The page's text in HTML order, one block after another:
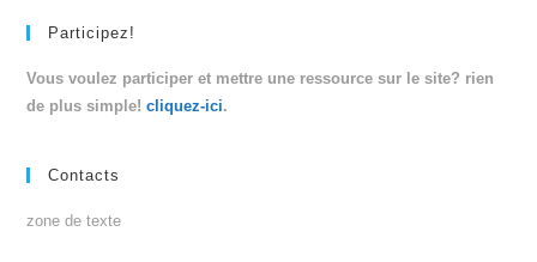
Participez!
Vous voulez participer et mettre une ressource sur le site? rien
de plus simple!cliquez-ici.
Contacts
zone de texte